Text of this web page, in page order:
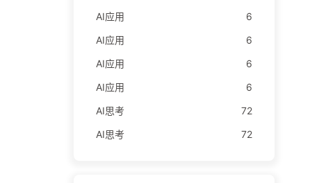
AI应用
6
AI应用
6
AI应用
6
AI应用
6
AI思考
72
AI思考
72